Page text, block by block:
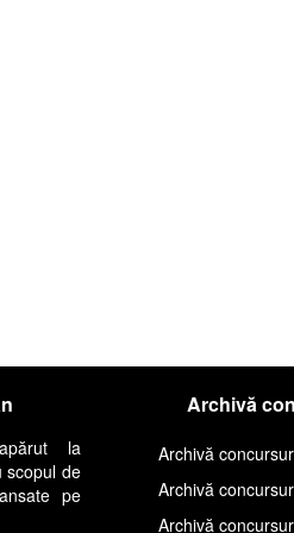
la
scopul de
pe
Archivă
Archivă
Archivă
Archivă